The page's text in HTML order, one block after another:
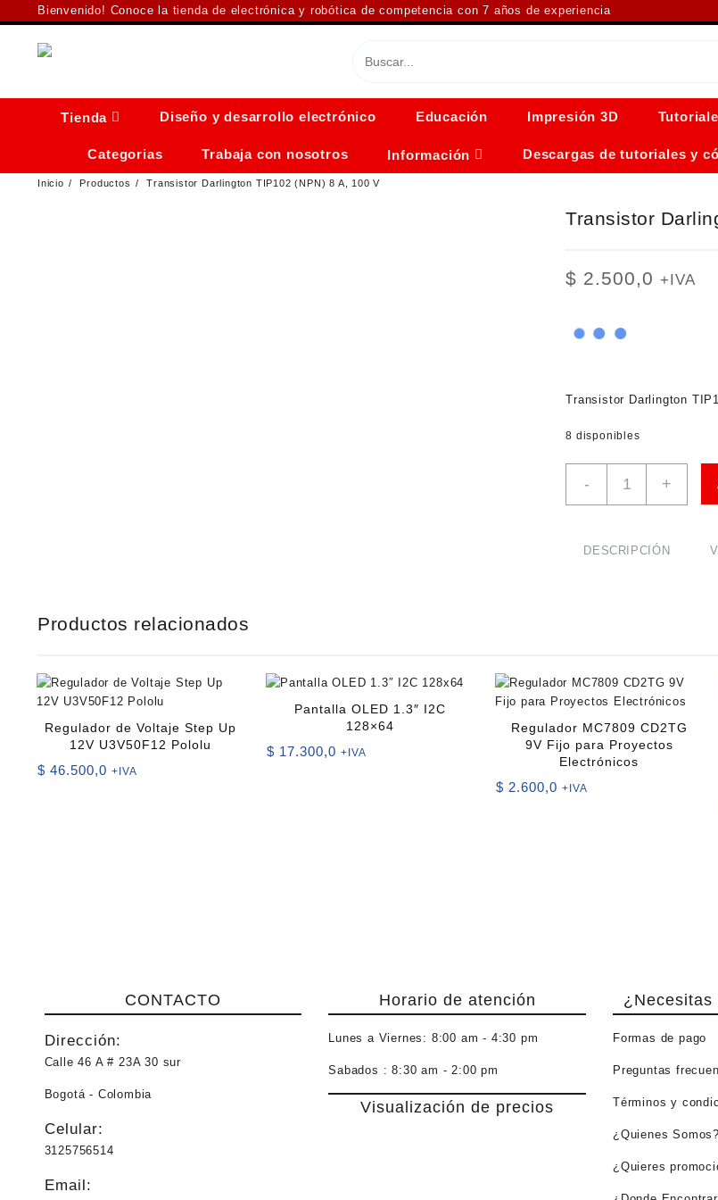
al
contenido
Bienvenido! Conoce la tienda de electrónica y robótica de competencia con 7 años de experiencia
Tienda Diseño y desarrollo electrónico Educación Impresión 3D
Categorias Trabaja con nosotros Información Descargas de tutoriales y
Inicio Productos Transistor Darlington TIP102 (NPN) 8 A, 100 V
Transistor
$ 2.500,0 +IVA
Transistor Darlington
8 disponibles
-
Darlington
8
+
DESCRIPCIÓN
Productos relacionados
Regulador de Voltaje Step Up
12V U3V50F12 Pololu
$ 46.500,0 +IVA
Pantalla OLED 1.3″ I2C
128×64
$ 17.300,0 +IVA
Regulador MC7809 CD2TG
9V Fijo para Proyectos
Electrónicos
$ 2.600,0 +IVA
CONTACTO
Dirección:
Calle 46 A # 23A 30 sur
Bogotá - Colombia
Celular:
3125756514
Email:
Horario de atención
Lunes a Viernes: 8:00 am - 4:30 pm
Sabados :8:30 am - 2:00 pm
Visualización de precios
¿Necesitas
Formas de pago
Preguntas
Términos y
¿Quienes Somos?
¿Quieres